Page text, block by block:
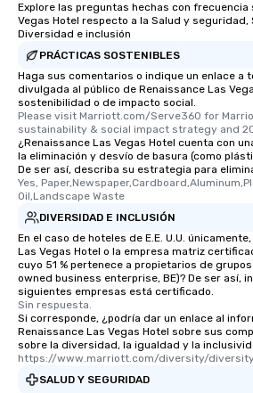
Explore las preguntas hechas con frecuencia
Vegas Hotel respecto a la Salud y
Diversidad e inclusión
PRÁCTICAS SOSTENIBLES
Haga sus comentarios o indique un enlace a
divulgada al público de Renaissance Las
sostenibilidad o de impacto social.
Please visit Marriott.com/Serve360 for
sustainability & social impact strategy and
¿Renaissance Las Vegas Hotel cuenta con
la eliminación y desvío de basura (como
De ser así, describa su estrategia para
Yes,
Oil,Landscape Waste
DIVERSIDAD E INCLUSIÓN
En el caso de hoteles de E.E. U.U.
Las Vegas Hotel o la empresa matriz
cuyo 51 % pertenece a propietarios de
owned business enterprise, BE)? De ser así,
siguientes empresas está certificado.
Sin respuesta.
Si corresponde, ¿podría dar un enlace al
Renaissance Las Vegas Hotel sobre sus
sobre la diversidad, la igualdad y la
https://www.marriott.com/diversity/
SALUD Y SEGURIDAD